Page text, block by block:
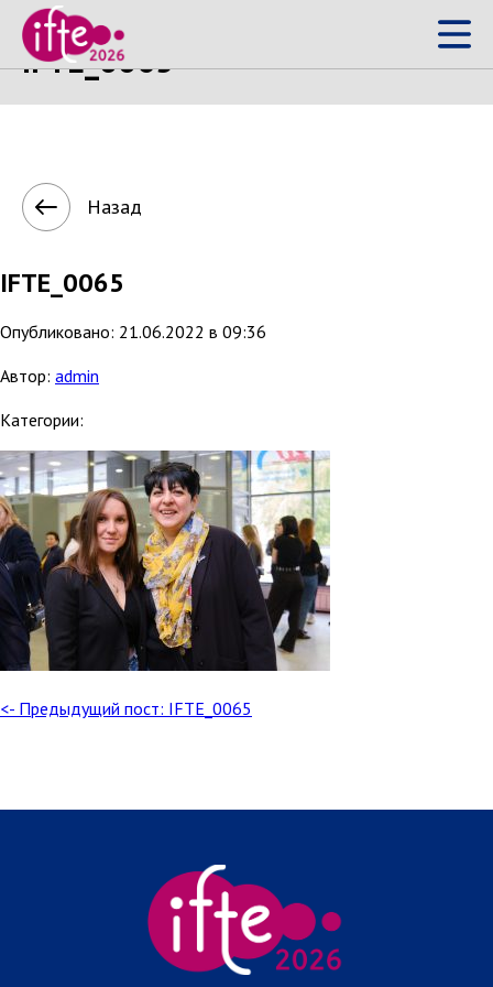
IFTE_0065
Назад
IFTE_0065
Опубликовано: 21.06.2022 в 09:36
Автор: admin
Категории:
<- Предыдущий пост: IFTE_0065